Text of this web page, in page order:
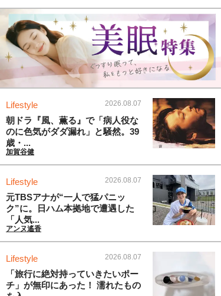
Lifestyle 2026.08.07
朝ドラ『風、薫る』で「病人役な
のに色気がダダ漏れ」と騒然。39
歳・...
加賀谷健
Lifestyle 2026.08.07
元TBSアナが“一人で猛パニッ
ク”に。日ハム本拠地で遭遇した
「人気...
アンヌ遙香
Lifestyle 2026.08.07
「旅行に絶対持っていきたいポー
チ」が無印にあった！ 濡れたもの